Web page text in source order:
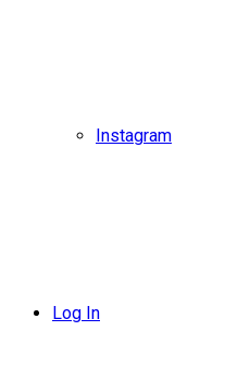
Instagram
Log In